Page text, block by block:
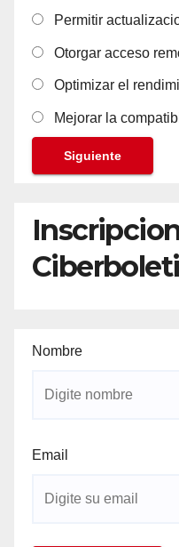
Permitir
Otorgar acceso
Optimizar el
Mejorar la
Siguiente
Nombre
Email